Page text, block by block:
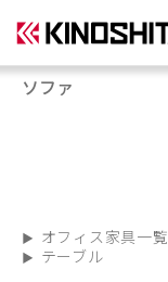
ソファ
オフィス家具一覧
テーブル